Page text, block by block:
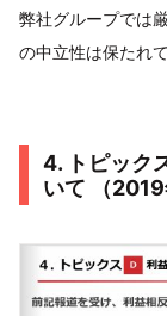
弊社グループでは
の中立性は保たれ
4. トピック
いて （2019